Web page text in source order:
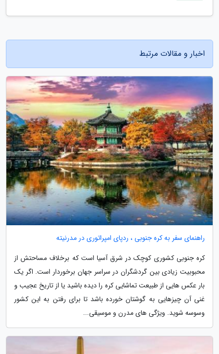
اخبار و مقالات مرتبط
راهنمای سفر به کره جنوبی ، ردپای امپراتوری در مدرنیته
کره جنوبی کشوری کوچک در شرق آسیا است که برخلاف مساحتش از
محبوبیت زیادی بین گردشگران در سراسر جهان برخوردار است. اگر یک
بار عکس هایی از طبیعت تماشایی کره را دیده باشید یا از تاریخ عجیب و
غنی آن چیزهایی به گوشتان خورده باشد تا برای رفتن به این کشور
وسوسه شوید. ویژگی های مدرن و موسیقی...